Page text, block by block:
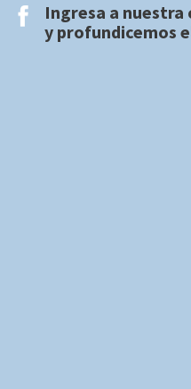
Ingresa a nuestra
y profundicemos